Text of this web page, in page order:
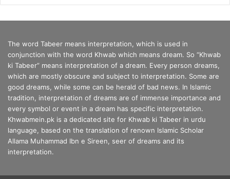
The word Tabeer means interpretation, which is used in
conjunction with the word Khwab which means dream. So “Khwab
ki Tabeer” means interpretation of a dream. Every person dreams,
which are mostly obscure and subject to interpretation. Some are
good dreams, while some can be herald of bad news. In Islamic
tradition, interpretation of dreams are of immense importance and
every symbol or event in a dream has specific interpretation.
Khwabmein.pk is a dedicated site for Khwab ki Tabeer in urdu
language, based on the translation of renown Islamic Scholar
Allama Muhammad Ibn e Sireen, seer of dreams and its
interpretation.